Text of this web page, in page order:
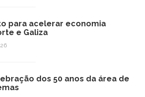
para acelerar economia
e Galiza
dos 50 anos da área de